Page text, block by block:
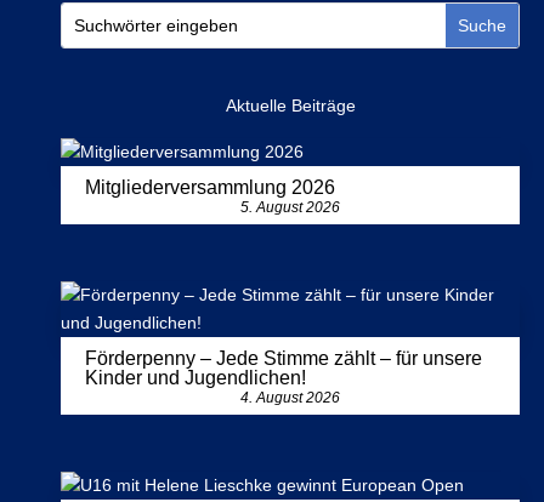
Aktuelle Beiträge
Mitgliederversammlung 2026
5. August 2026
Förderpenny – Jede Stimme zählt – für unsere
Kinder und Jugendlichen!
4. August 2026